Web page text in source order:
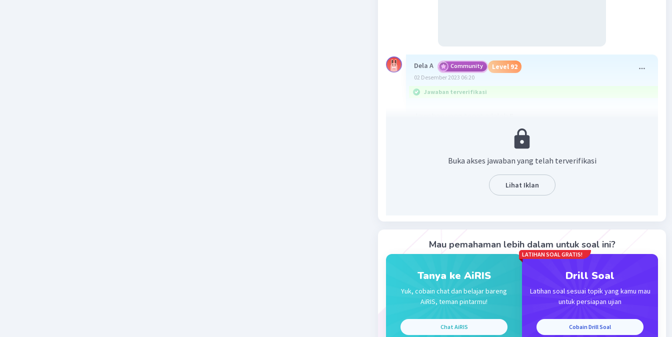
Dela A Community Level 92
02 Desember 2023 06:20
Jawaban terverifikasi
Beri Rating
Buka akses jawaban yang telah terverifikasi
Lihat Iklan
Mau pemahaman lebih dalam untuk soal ini?
Tanya ke AiRIS
Yuk, cobain chat dan belajar bareng
AiRIS, teman pintarmu!
Chat AiRIS
LATIHAN SOAL GRATIS!
Drill Soal
Latihan soal sesuai topik yang kamu mau
untuk persiapan ujian
Cobain Drill Soal